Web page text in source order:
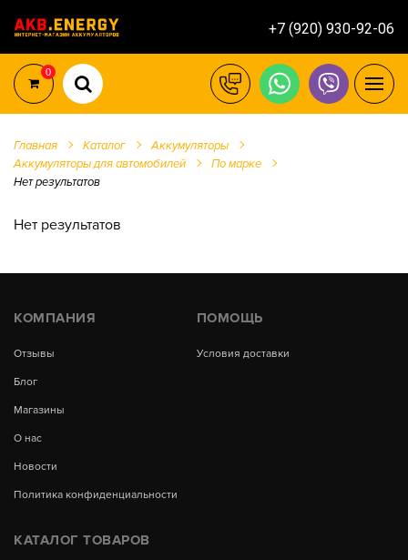
+7 (920) 930-92-06
0
Главная Каталог
Аккумуляторы
Аккумуляторы для автомобилей
По марке
Нет результатов
Нет результатов
КОМПАНИЯ
Отзывы
Блог
Магазины
О нас
Новости
Политика конфиденциальности
ПОМОЩЬ
Условия доставки
КАТАЛОГ ТОВАРОВ